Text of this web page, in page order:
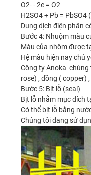
O2- - 2e = O2
H2SO4 + Pb = PbSO4
Dung dịch điện phân
Bước 4: Nhuộm màu
Màu của nhôm được
Hệ màu hiện nay chủ
Công ty Anoka chúng
rose) , đồng ( copper)
Bước 5: Bịt lỗ (seal)
Bịt lỗ nhằm mục đích
Có thể bịt lỗ bằng
Chúng tôi đang sử